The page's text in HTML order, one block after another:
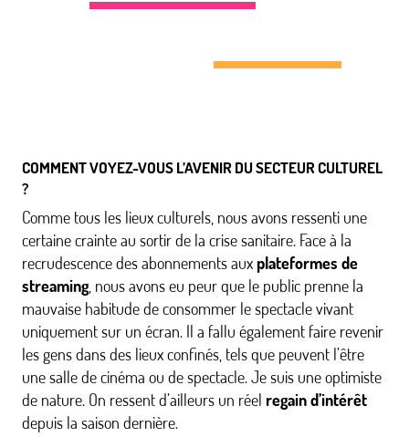
COMMENT VOYEZ-VOUS L’AVENIR DU SECTEUR CULTUREL
?
Comme tous les lieux culturels, nous avons ressenti une
certaine crainte au sortir de la crise sanitaire. Face à la
recrudescence des abonnements aux plateformes de
streaming , nous avons eu peur que le public prenne la
mauvaise habitude de consommer le spectacle vivant
uniquement sur un écran. Il a fallu également faire revenir
les gens dans des lieux confinés, tels que peuvent l’être
une salle de cinéma ou de spectacle. Je suis une optimiste
de nature. On ressent d’ailleurs un réel regain d’intérêt
depuis la saison dernière.